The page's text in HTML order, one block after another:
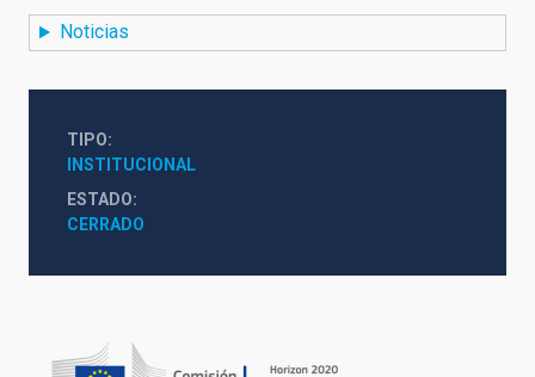
Noticias
TIPO
INSTITUCIONAL
ESTADO
CERRADO